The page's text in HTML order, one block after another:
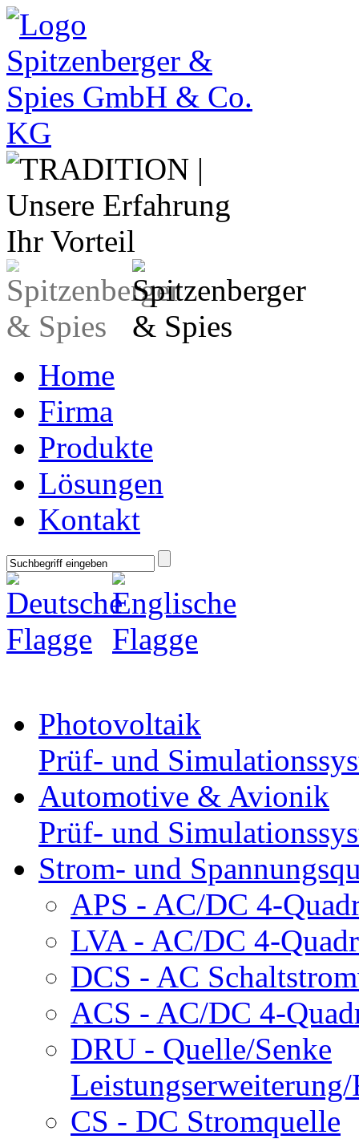
Home
Firma
Produkte
Lösungen
Kontakt
Photovoltaik
Prüf- und
Automotive & Avionik
Prüf- und
Strom- und
APS - AC/DC 4-
LVA - AC/DC 4-
DCS - AC
ACS - AC/DC 4-
DRU - Quelle/Senke
CS - DC Stromquelle